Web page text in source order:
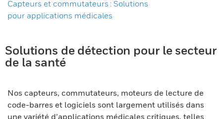
Capteurs et commutateurs : Solutions
pour applications médicales
Solutions de détection pour le secteur
de la santé
Nos capteurs, commutateurs, moteurs de lecture de
code-barres et logiciels sont largement utilisés dans
une variété d’applications médicales critiques, telles